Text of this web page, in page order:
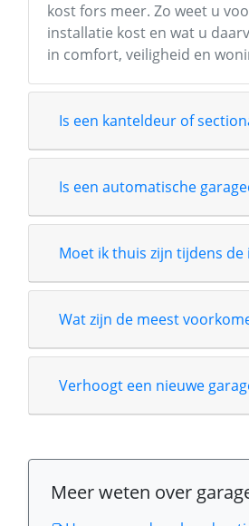
kost fors meer. Zo weet u
installatie kost en wat u
in comfort, veiligheid en
Is een kanteldeur of
Is een automatische
Moet ik thuis zijn tijdens
Wat zijn de meest
Verhoogt een nieuwe
Meer weten over